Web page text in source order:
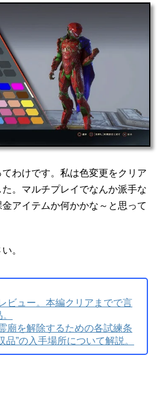
わけです。私は色変更をクリア
。マルチプレイでなんか派手な
アイテムか何かかな～と思って
。
ビュー。本編クリアまでで言
廟を解除するための各試練条
品”の入手場所について解説。